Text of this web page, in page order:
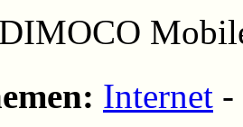
DIMOCO
Internet -